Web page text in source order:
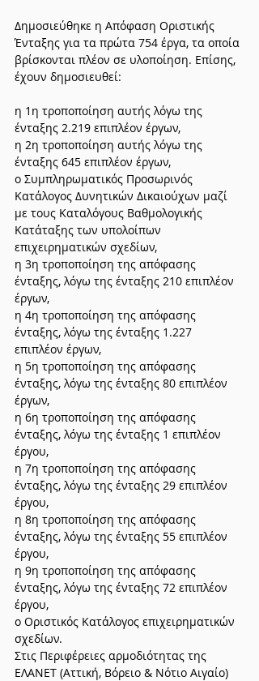
Δημοσιεύθηκε η Απόφαση Οριστικής
Ένταξης για τα πρώτα 754 έργα, τα οποία
βρίσκονται πλέον σε υλοποίηση. Επίσης,
έχουν δημοσιευθεί:
η 1η τροποποίηση αυτής λόγω της
ένταξης 2.219 επιπλέον έργων,
η 2η τροποποίηση αυτής λόγω της
ένταξης 645 επιπλέον έργων,
ο Συμπληρωματικός Προσωρινός
Κατάλογος Δυνητικών Δικαιούχων μαζί
με τους Καταλόγους Βαθμολογικής
Κατάταξης των υπολοίπων
επιχειρηματικών σχεδίων,
η 3η τροποποίηση της απόφασης
ένταξης, λόγω της ένταξης 210 επιπλέον
έργων,
η 4η τροποποίηση της απόφασης
ένταξης, λόγω της ένταξης 1.227
επιπλέον έργων,
η 5η τροποποίηση της απόφασης
ένταξης, λόγω της ένταξης 80 επιπλέον
έργων,
η 6η τροποποίηση της απόφασης
ένταξης, λόγω της ένταξης 1 επιπλέον
έργου,
η 7η τροποποίηση της απόφασης
ένταξης, λόγω της ένταξης 29 επιπλέον
έργου,
η 8η τροποποίηση της απόφασης
ένταξης, λόγω της ένταξης 55 επιπλέον
έργου,
η 9η τροποποίηση της απόφασης
ένταξης, λόγω της ένταξης 72 επιπλέον
έργου,
ο Οριστικός Κατάλογος επιχειρηματικών
σχεδίων.
Στις Περιφέρειες αρμοδιότητας της
ΕΛΑΝΕΤ (Αττική, Βόρειο & Νότιο Αιγαίο)